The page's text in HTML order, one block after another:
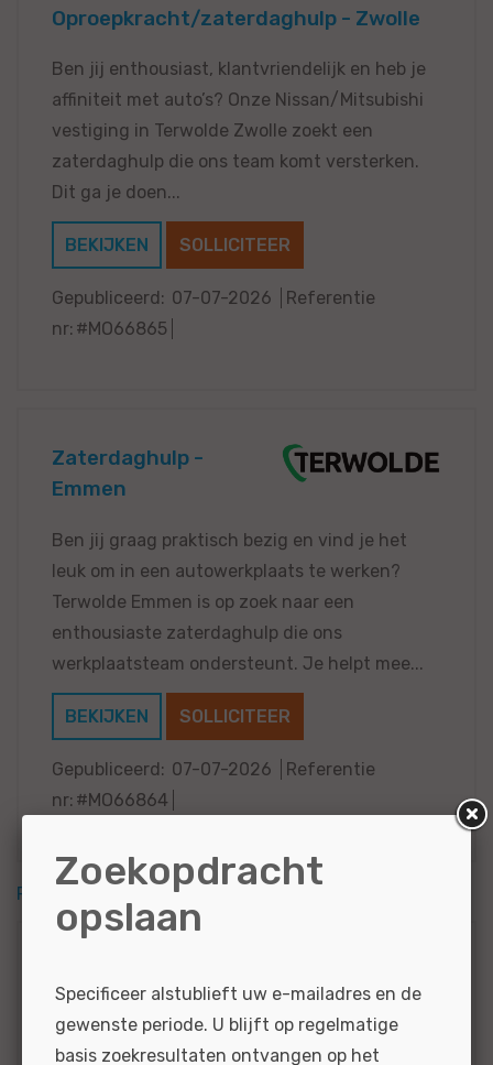
Oproepkracht/zaterdaghulp - Zwolle
Ben jij enthousiast, klantvriendelijk en heb je
affiniteit met auto’s? Onze Nissan/Mitsubishi
vestiging in Terwolde Zwolle zoekt een
zaterdaghulp die ons team komt versterken.
Dit ga je doen...
BEKIJKEN SOLLICITEER
Gepubliceerd: 07-07-2026
Referentie
nr: #MO66865
Zaterdaghulp -
Emmen
Ben jij graag praktisch bezig en vind je het
leuk om in een autowerkplaats te werken?
Terwolde Emmen is op zoek naar een
enthousiaste zaterdaghulp die ons
werkplaatsteam ondersteunt. Je helpt mee...
BEKIJKEN SOLLICITEER
Gepubliceerd: 07-07-2026
Referentie
nr: #MO66864
RSS feed
Nissan Assistent...
Zoekopdracht
opslaan
Specificeer alstublieft uw e-mailadres en de
gewenste periode. U blijft op regelmatige
basis zoekresultaten ontvangen op het